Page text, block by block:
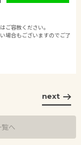
ご容赦ください。
場合もございますのでご了
next
へ